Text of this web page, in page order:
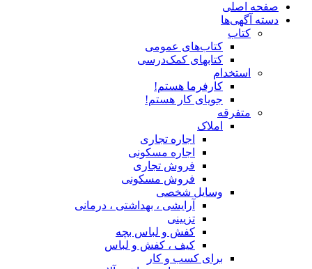
صفحه اصلی
دسته آگهی‌ها
کتاب
کتاب‌های عمومی
کتابهای کمک‌درسی
استخدام
کارفرما هستم!
جویای کار هستم!
متفرقه
املاک
اجاره تجاری
اجاره مسکونی
فروش تجاری
فروش مسکونی
وسایل شخصی
آرایشی ، بهداشتی ، درمانی
تزیینی
کفش و لباس بچه
کیف ، کفش و لباس
برای کسب و کار